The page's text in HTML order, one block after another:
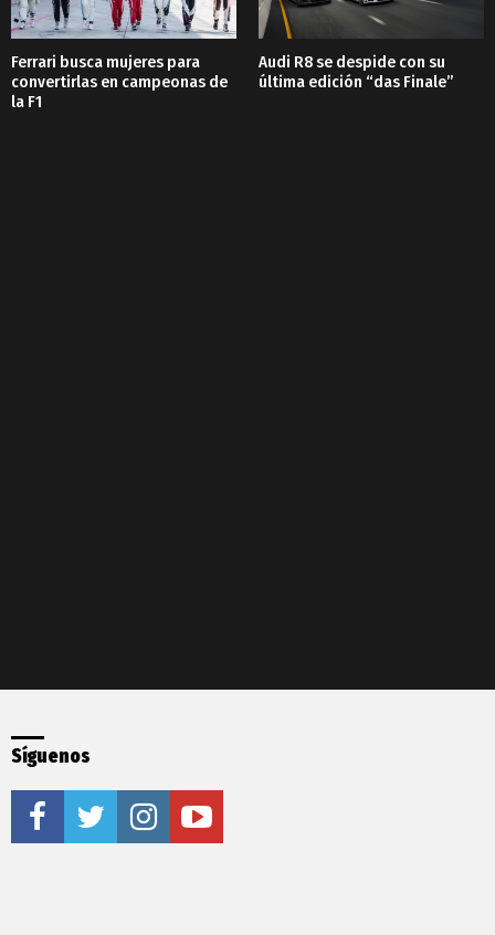
Ferrari busca mujeres para
convertirlas en campeonas de
la F1
Audi R8 se despide con su
última edición “das Finale”
Síguenos
facebooktwitter instagramyoutube